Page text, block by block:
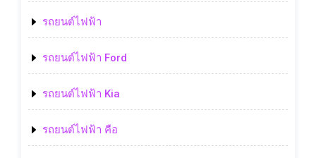
รถยนต์ไฟฟ้า
รถยนต์ไฟฟ้า Ford
รถยนต์ไฟฟ้า Kia
รถยนต์ไฟฟ้า คือ